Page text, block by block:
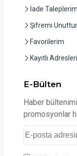
İade Taleplerim
Şifremi
Favorilerim
Kayıtlı
E-Bülten
Haber
promosyonlar